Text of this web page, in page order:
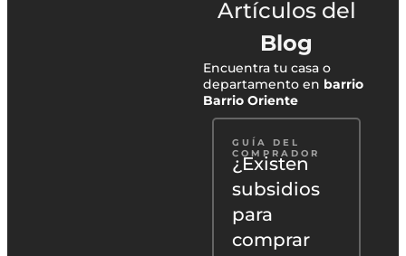
Artículos del
Blog
Encuentra tu casa o
departamento en barrio
Barrio Oriente
GUÍA DEL
COMPRADOR
¿Existen
subsidios
para
comprar